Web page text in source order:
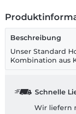
Beschreibung
Unser Standard
Kombination aus
Schnelle
Wir liefern